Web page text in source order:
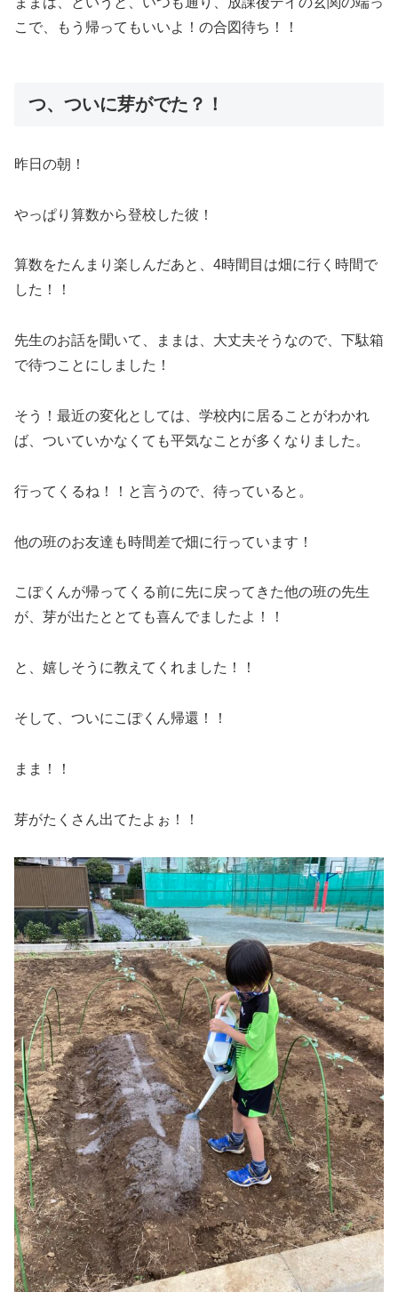
こで、もう帰ってもいいよ！の合図待ち！！
つ、ついに芽がでた？！
昨日の朝！
やっぱり算数から登校した彼！
算数をたんまり楽しんだあと、4時間目は畑に行く時間で
した！！
先生のお話を聞いて、ままは、大丈夫そうなので、下駄箱
で待つことにしました！
そう！最近の変化としては、学校内に居ることがわかれ
ば、ついていかなくても平気なことが多くなりました。
行ってくるね！！と言うので、待っていると。
他の班のお友達も時間差で畑に行っています！
こぽくんが帰ってくる前に先に戻ってきた他の班の先生
が、芽が出たととても喜んでましたよ！！
と、嬉しそうに教えてくれました！！
そして、ついにこぽくん帰還！！
まま！！
芽がたくさん出てたよぉ！！